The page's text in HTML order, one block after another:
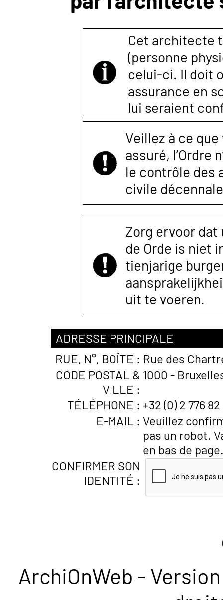
Cet architecte
(personne
celui-ci. Il doit
assurance en
lui seraient
Veillez à ce
assuré, l’Ordre
le contrôle des
civile
Zorg ervoor
de Orde is niet
tienjarige
uit te voeren.
ADRESSE PRINCIPALE
RUE, N°, BOÎTE : Rue des
CODE POSTAL &
VILLE :
1000 -
TÉLÉPHONE : +32 (0) 2 776
E-MAIL : Veuillez
pas un robot.
en bas de page.
CONFIRMER SON
IDENTITÉ :
ArchiOnWeb -